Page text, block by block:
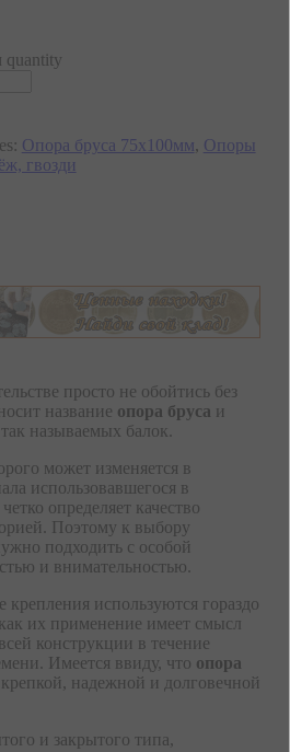
quantity
Опора бруса 75х100мм, Опоры
гвозди
просто не обойтись без
название опора бруса и
называемых балок.
может изменяется в
использовавшегося в
определяет качество
Поэтому к выбору
подходить с особой
и внимательностью.
используются гораздо
их применение имеет смысл
конструкции в течение
Имеется ввиду, что опора
надежной и долговечной
и закрытого типа,